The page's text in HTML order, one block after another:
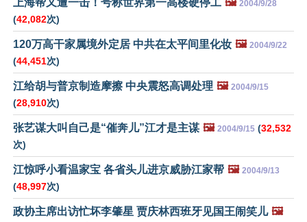
上海帮又遭一击！号称世界第一高楼硬停工 🖼️ 2004/9/28
(42,082次)
120万高干家属境外定居 中共在太平间里化妆 🖼️ 2004/9/22
(44,451次)
江给胡与普京制造摩擦 中央震怒高调处理 🖼️ 2004/9/15
(28,910次)
张艺谋大叫自己是“催奔儿”江才是主谋 🖼️ 2004/9/15 (32,532
次)
江惊呼小看温家宝 各省头儿进京威胁江家帮 🖼️ 2004/9/13
(48,997次)
政协主席出访忙坏李肇星 贾庆林西班牙见国王闹笑儿 🖼️